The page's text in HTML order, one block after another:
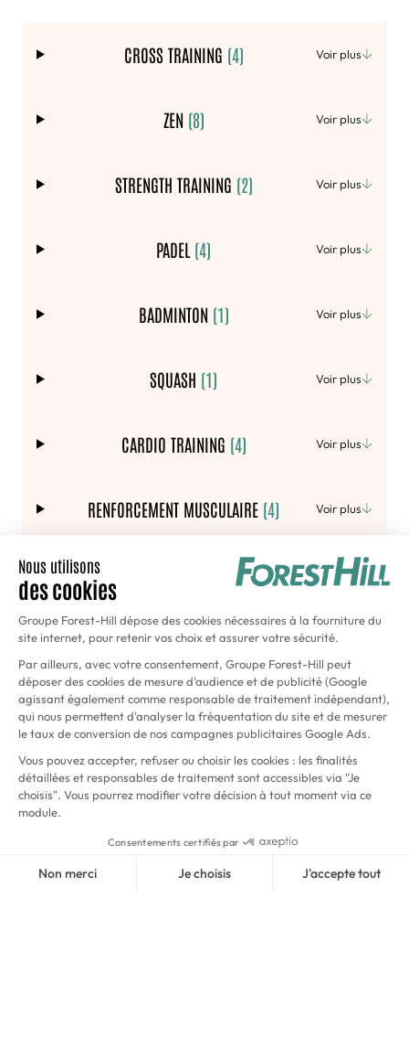
CROSS TRAINING (4) Voir plus
ZEN (8) Voir plus
STRENGTH TRAINING (2) Voir plus
PADEL (4) Voir plus
BADMINTON (1) Voir plus
SQUASH (1) Voir plus
CARDIO TRAINING (4) Voir plus
RENFORCEMENT MUSCULAIRE (4) Voir plus
Voir le planning des activités
ABONNEZ-VOUS
en seulement quelques clics !
Voir les abonnements